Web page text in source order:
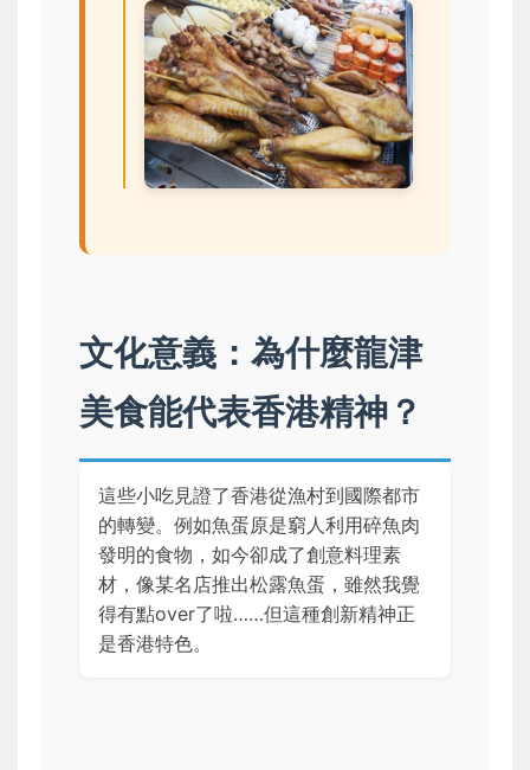
文化意義：為什麼龍津
美食能代表香港精神？
這些小吃見證了香港從漁村到國際都市
的轉變。例如魚蛋原是窮人利用碎魚肉
發明的食物，如今卻成了創意料理素
材，像某名店推出松露魚蛋，雖然我覺
得有點over了啦……但這種創新精神正
是香港特色。